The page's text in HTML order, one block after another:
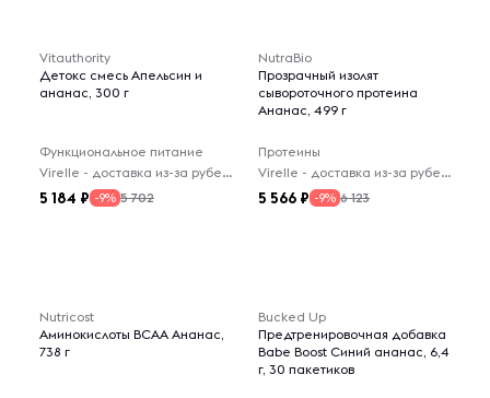
Vitauthority
Детокс смесь Апельсин и
ананас, 300 г
Функциональное питание
Virelle - доставка из-за рубежа
5 184 -9% 5 702
NutraBio
Прозрачный изолят
сывороточного протеина
Ананас, 499 г
Протеины
Virelle - доставка из-за рубежа
5 566 -9% 6 123
Nutricost
Аминокислоты BCAA Ананас,
738 г
Bucked Up
Предтренировочная добавка
Babe Boost Синий ананас, 6,4
г, 30 пакетиков